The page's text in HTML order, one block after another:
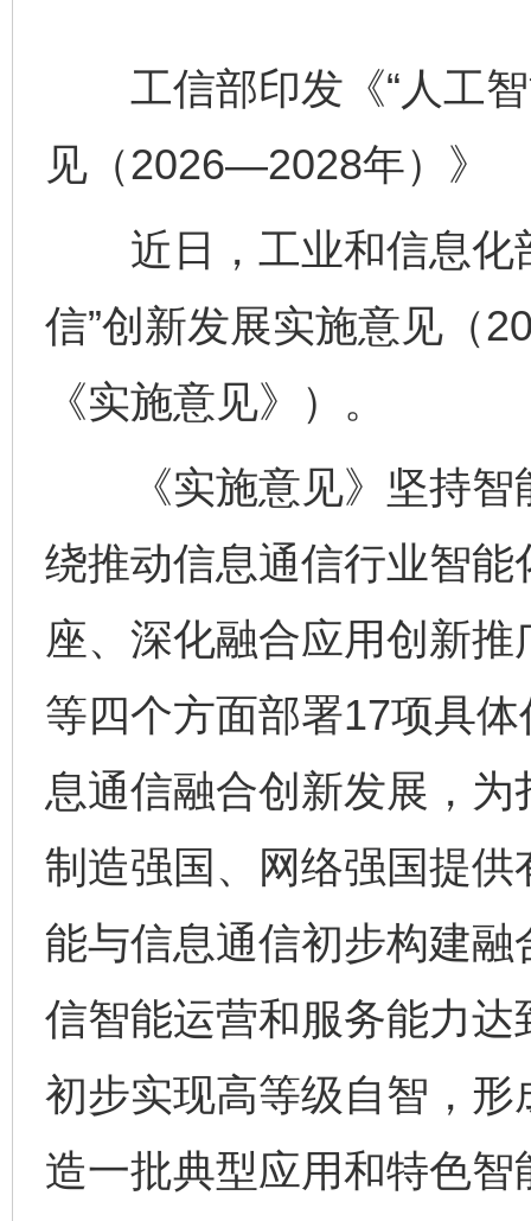
工信部印发《“人工智
见（2026—2028年）》
近日，工业和信息化
信”创新发展实施意见（
《实施意见》）。
《实施意见》坚持智
绕推动信息通信行业智
座、深化融合应用创新
等四个方面部署17项具
息通信融合创新发展，
制造强国、网络强国提
能与信息通信初步构建
信智能运营和服务能力
初步实现高等级自智，
造一批典型应用和特色